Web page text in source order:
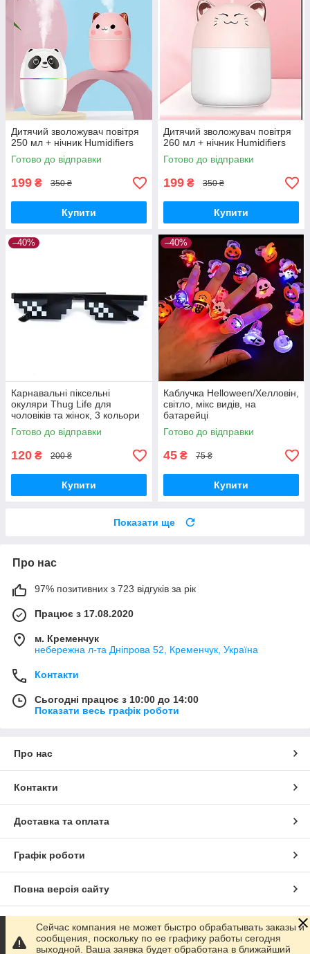
Дитячий зволожувач повітря
250 мл + нічник Humidifiers
Готово до відправки
199 ₴ 350 ₴
Купити
Дитячий зволожувач повітря
260 мл + нічник Humidifiers
Готово до відправки
199 ₴ 350 ₴
Купити
–40%
Карнавальні піксельні
окуляри Thug Life для
чоловіків та жінок, 3 кольори
Готово до відправки
120 ₴ 200 ₴
Купити
–40%
Каблучка Helloween/Хелловін,
світло, мікс видів, на
батарейці
Готово до відправки
45 ₴ 75 ₴
Купити
Показати ще
Про нас
97% позитивних з 723 відгуків за рік
Працює з 17.08.2020
м. Кременчук
небережна л-та Дніпрова 52, Кременчук, Україна
Контакти
Сьогодні працює з 10:00 до 14:00
Показати весь графік роботи
Про нас
Контакти
Доставка та оплата
Графік роботи
Повна версія сайту
Сайт створено на маркетплейсі Prom.ua
Сейчас компания не может быстро обрабатывать заказы и
сообщения, поскольку по ее графику работы сегодня
выходной. Ваша заявка будет обработана в ближайший